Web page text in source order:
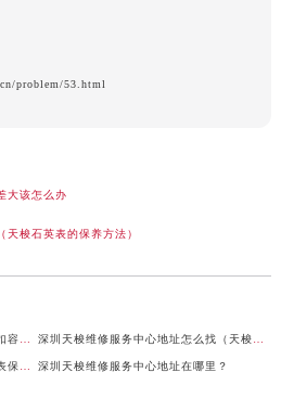
problem/53.html
大该怎么办
梭石英表的保养方法）
深圳天梭维修服务中心地址在哪里？